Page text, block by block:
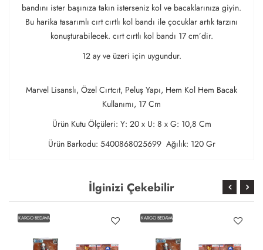
bandını ister başınıza takın isterseniz kol ve bacaklarınıza giyin.
Bu harika tasarımlı cırt cırtlı kol bandı ile çocuklar artık tarzını
konuşturabilecek. cırt cırtlı kol bandı 17 cm’dir.
12 ay ve üzeri için uygundur.
Marvel Lisanslı, Özel Cırtcıt, Peluş Yapı, Hem Kol Hem Bacak
Kullanımı, 17 Cm
Ürün Kutu Ölçüleri: Y: 20 x U: 8 x G: 10,8 Cm
Ürün Barkodu: 5400868025699 Ağılık: 120 Gr
İlginizi Çekebilir
KARGO BEDAVA KARGO BEDAVA